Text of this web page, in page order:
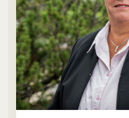
Freizeit verbringt Michael
Bergen oder auf dem